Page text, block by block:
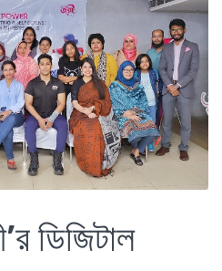
ডিজিটাল